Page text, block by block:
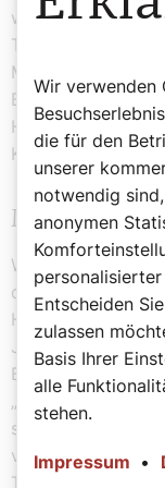
werden müssen.
Tag danach zum
Musik waren
Blumenschmuck
Höhepunkt des
Kirche, dann bin
Mit ganzem
Was sonst noch
dabei sein. Das
Hochzeitsgäste
Josef Grünwidl.
Brautpaar
„Dass das
spendet, zeigt,
von Mann und
Treue seien
Wir verwenden
die für den
unserer
notwendig
anonymen
Entscheiden
zulassen
Basis Ihrer
alle
stehen.
Impressum •